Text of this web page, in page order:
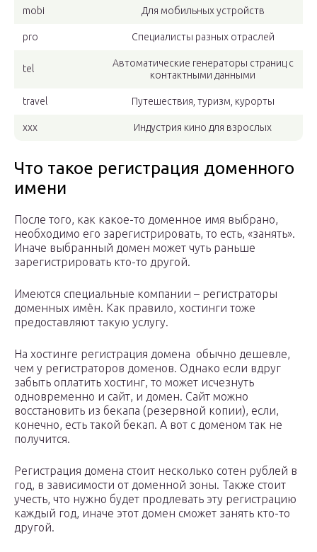
mobi Для мобильных устройств
pro Специалисты разных отраслей
tel
Автоматические генераторы страниц с
контактными данными
travel Путешествия, туризм, курорты
xxx Индустрия кино для взрослых
Что такое регистрация доменного
имени
После того, как какое-то доменное имя выбрано,
необходимо его зарегистрировать, то есть, «занять».
Иначе выбранный домен может чуть раньше
зарегистрировать кто-то другой.
Имеются специальные компании – регистраторы
доменных имён. Как правило, хостинги тоже
предоставляют такую услугу.
На хостинге регистрация домена обычно дешевле,
чем у регистраторов доменов. Однако если вдруг
забыть оплатить хостинг, то может исчезнуть
одновременно и сайт, и домен. Сайт можно
восстановить из бекапа (резервной копии), если,
конечно, есть такой бекап. А вот с доменом так не
получится.
Регистрация домена стоит несколько сотен рублей в
год, в зависимости от доменной зоны. Также стоит
учесть, что нужно будет продлевать эту регистрацию
каждый год, иначе этот домен сможет занять кто-то
другой.